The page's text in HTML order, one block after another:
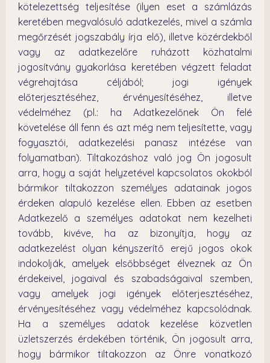
kötelezettség teljesítése (ilyen eset a számlázás
keretében megvalósuló adatkezelés, mivel a számla
megőrzését jogszabály írja elő), illetve közérdekből
vagy az adatkezelőre ruházott közhatalmi
jogosítvány gyakorlása keretében végzett feladat
végrehajtása céljából; jogi igények
előterjesztéséhez, érvényesítéséhez, illetve
védelméhez (pl.: ha Adatkezelőnek Ön felé
követelése áll fenn és azt még nem teljesítette, vagy
fogyasztói, adatkezelési panasz intézése van
folyamatban). Tiltakozáshoz való jog Ön jogosult
arra, hogy a saját helyzetével kapcsolatos okokból
bármikor tiltakozzon személyes adatainak jogos
érdeken alapuló kezelése ellen. Ebben az esetben
Adatkezelő a személyes adatokat nem kezelheti
tovább, kivéve, ha az bizonyítja, hogy az
adatkezelést olyan kényszerítő erejű jogos okok
indokolják, amelyek elsőbbséget élveznek az Ön
érdekeivel, jogaival és szabadságaival szemben,
vagy amelyek jogi igények előterjesztéséhez,
érvényesítéséhez vagy védelméhez kapcsolódnak.
Ha a személyes adatok kezelése közvetlen
üzletszerzés érdekében történik, Ön jogosult arra,
hogy bármikor tiltakozzon az Önre vonatkozó